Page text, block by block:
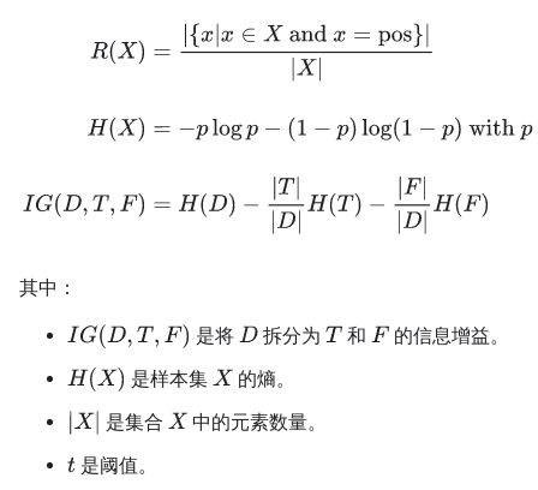
其中：
IG(D,T,F) 是将 D 拆分为T 和 F 的信息增益。
H(X) 是样本集X
的熵。
|X| 是集合 X 中的元素数量。
t 是阈值。